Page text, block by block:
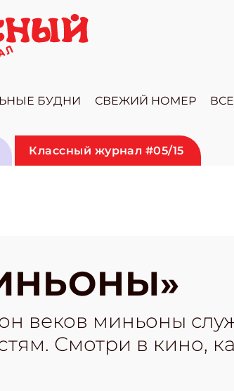
БУДНИ СВЕЖИЙ НОМЕР
Классный журнал #05/15
веков миньоны
Смотри в кино,